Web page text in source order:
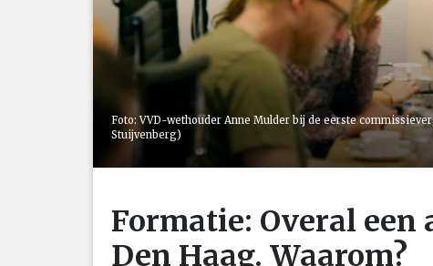
Foto: VVD-wethouder Anne Mulder bij de eerste
Stuijvenberg)
Formatie: Overal
Den Haag. Waarom?